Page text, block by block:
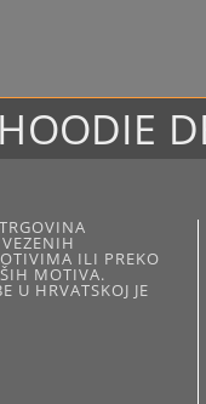
ILI PREKO
MOTIVA.
U HRVATSKOJ JE